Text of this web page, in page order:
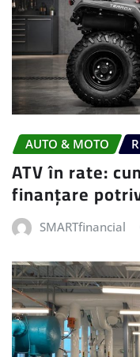
AUTO & MOTO
ATV în rate:
finanțare
SMARTfinancial